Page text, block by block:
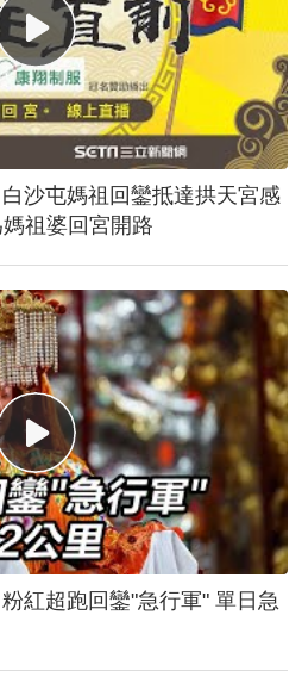
沙屯媽祖回鑾抵達拱天宮感
祖婆回宮開路
跑回鑾"急行軍" 單日急